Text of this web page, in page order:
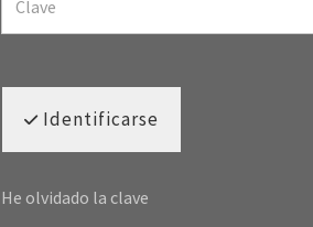
Identificarse
He olvidado la clave